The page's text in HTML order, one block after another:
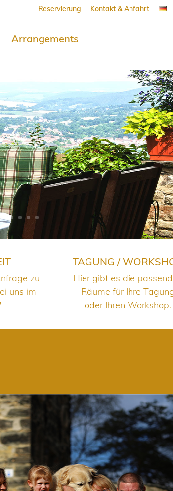
Reservierung Kontakt & Anfahrt
Arrangements
zu
uns im
TAGUNG /
Hier gibt es die
Räume für Ihre
oder Ihren Workshop.